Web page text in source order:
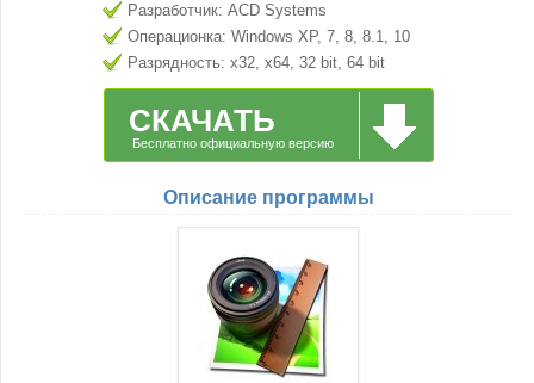
Разработчик: ACD Systems
Операционка: Windows XP, 7, 8, 8.1, 10
Разрядность: x32, x64, 32 bit, 64 bit
СКАЧАТЬ
Бесплатно официальную версию
Описание программы